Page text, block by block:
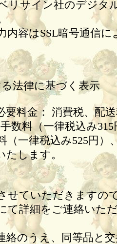
リサイン社のデジタ
内容はSSL暗号通信に
法律に基づく表示
要料金： 消費税、配
数料（一律税込み
（一律税込み525円）
たします。
せていただきますの
て詳細をご連絡いた
絡のうえ、同等品と